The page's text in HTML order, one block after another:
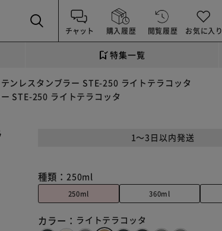
チャット 購入履歴 閲覧履歴 お気に入り
特集一覧
ンレスタンブラー STE-250 ライトテラコッタ
STE-250 ライトテラコッタ
1～3日以内発送
種類： 250ml
250ml 360ml
カラー： ライトテラコッタ